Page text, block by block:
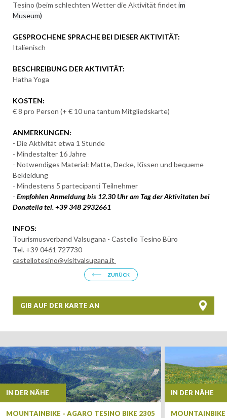
Tesino (beim schlechten Wetter die Aktivität findet im
Museum)
GESPROCHENE SPRACHE BEI DIESER AKTIVITÄT:
Italienisch
BESCHREIBUNG DER AKTIVITÄT:
Hatha Yoga
KOSTEN:
€ 8 pro Person (+ € 10 una tantum Mitgliedskarte)
ANMERKUNGEN:
- Die Aktivität etwa 1 Stunde
- Mindestalter 16 Jahre
- Notwendiges Material: Matte, Decke, Kissen und bequeme
Bekleidung
- Mindestens 5 partecipanti Teilnehmer
- Empfohlen Anmeldung bis 12.30 Uhr am Tag der Aktivitaten bei
Donatella tel. +39 3482932661
INFOS:
Tourismusverband Valsugana - Castello Tesino Büro
Tel. +39 0461 727730
castellotesino@visitvalsugana.it
ZURÜCK
GIB AUF DER KARTE AN
+
−
IN DER NÄHE
MOUNTAINBIKE - AGARO TESINO BIKE 2305
IN DER NÄHE
MOUNTAINBIKE